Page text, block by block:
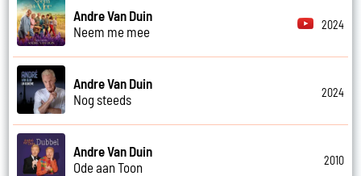
Andre Van Duin
Neem me mee
2024
Andre Van Duin
Nog steeds
2024
Andre Van Duin
Ode aan Toon
2010